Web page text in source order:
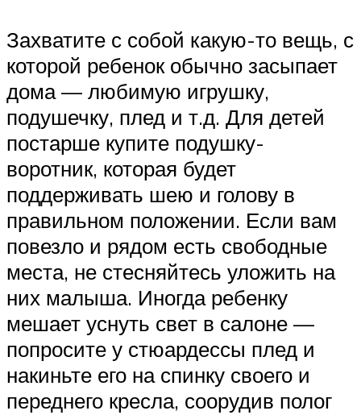
Захватите с собой какую-то вещь, с
которой ребенок обычно засыпает
дома — любимую игрушку,
подушечку, плед и т.д. Для детей
постарше купите подушку-
воротник, которая будет
поддерживать шею и голову в
правильном положении. Если вам
повезло и рядом есть свободные
места, не стесняйтесь уложить на
них малыша. Иногда ребенку
мешает уснуть свет в салоне —
попросите у стюардессы плед и
накиньте его на спинку своего и
переднего кресла, соорудив полог